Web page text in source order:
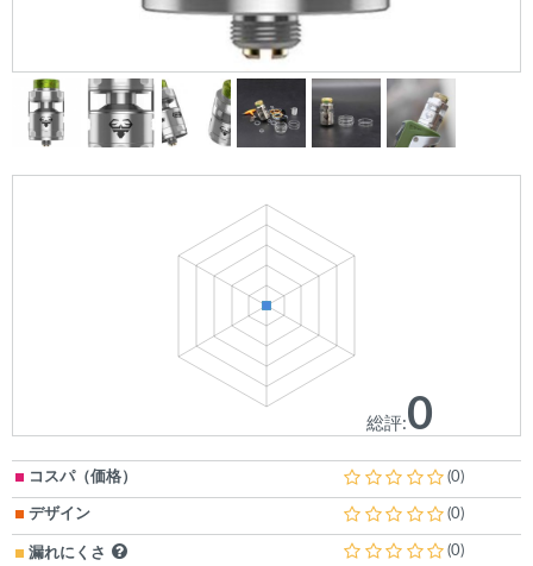
総評:0
コスパ（価格） (0)
デザイン (0)
漏れにくさ (0)